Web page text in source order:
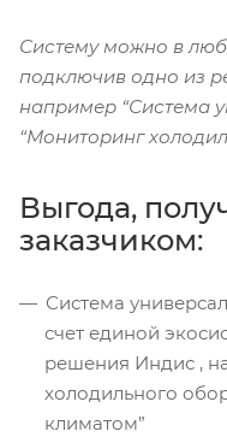
Систему можно в
подключив одно из
например “Система
“Мониторинг
Выгода,
заказчиком:
Система
счет единой
решения Индис ,
холодильного
климатом”